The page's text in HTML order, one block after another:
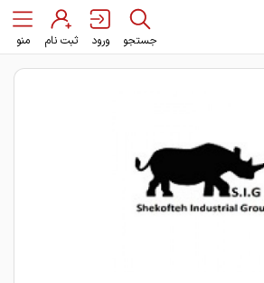
جستجو ورود ثبت نام منو